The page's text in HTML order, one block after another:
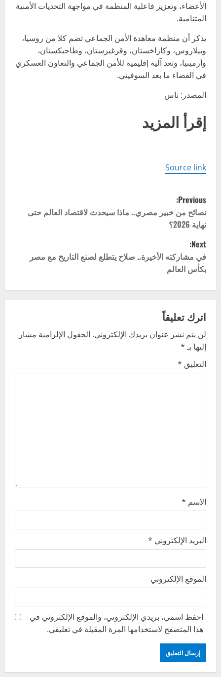
الأعضاء، وتعزيز فاعلية المنظمة في مواجهة التحديات الأمنية
المتنامية.
يذكر أن منظمة معاهدة الأمن الجماعي تضم كلا من روسيا،
وبيلاروس، وكازاخستان، وقرغيزستان، وطاجيكستان،
وأرمينيا، وتعد آلية إقليمية للأمن الجماعي والتعاون العسكري
في الفضاء ما بعد السوفيتي.
المصدر: تاس
إقرأ المزيد
Source link
P
o
s
t
n
v
i
g
Previous:
نصائح من خبير مصري.. ماذا سيحدث لاقتصاد العالم حتى
نهاية 2026؟
Next:
في مشاركته الأخيرة.. صلاح يتطلع لصنع التاريخ مع مصر
بكأس العالم
اترك تعليقاً
لن يتم نشر عنوان بريدك الإلكتروني. الحقول الإلزامية مشار
إليها بـ*
التعليق *
الاسم *
البريد الإلكتروني *
الموقع الإلكتروني
احفظ اسمي، بريدي الإلكتروني، والموقع الإلكتروني في
هذا المتصفح لاستخدامها المرة المقبلة في تعليقي.